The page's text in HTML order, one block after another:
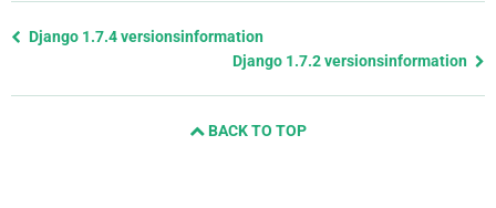
Föregående
Django 1.7.4 versionsinformation
Django 1.7.2 versionsinformation
BACK TO TOP